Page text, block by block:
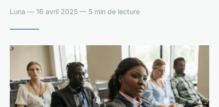
Luna — 16 avril 2025 — 5 min de lecture